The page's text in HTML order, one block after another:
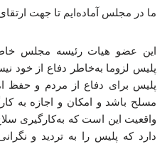
ما در مجلس آماده‌ایم تا جهت
این عضو هیات رئیسه مجلس
پلیس لزوما به‌خاطر دفاع از خود
پلیس برای دفاع از مردم و حفظ
مسلح باشد و امکان و اجازه به
واقعیت این است که به‌کارگیری
دارد که پلیس را به تردید و